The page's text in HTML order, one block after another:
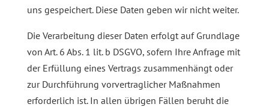
uns gespeichert. Diese Daten geben wir nicht weiter.
Die Verarbeitung dieser Daten erfolgt auf Grundlage
von Art. 6 Abs. 1 lit. b DSGVO, sofern Ihre Anfrage mit
der Erfüllung eines Vertrags zusammenhängt oder
zur Durchführung vorvertraglicher Maßnahmen
erforderlich ist. In allen übrigen Fällen beruht die